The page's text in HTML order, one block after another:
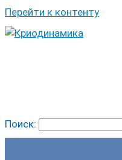
Перейти к контенту
Поиск: